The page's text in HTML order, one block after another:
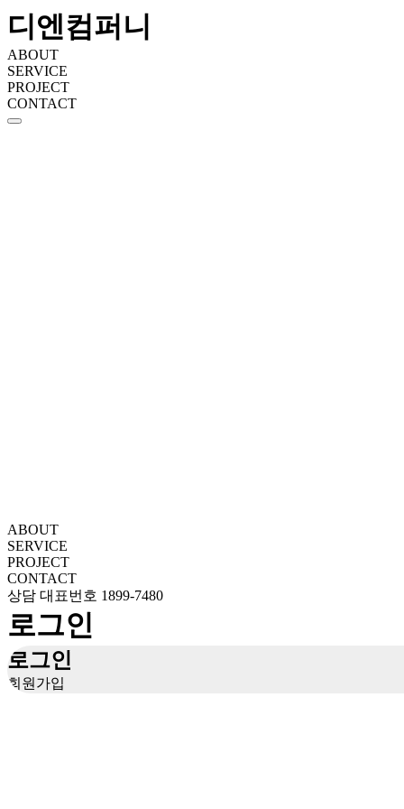
디엔컴퍼니
ABOUT
SERVICE
PROJECT
CONTACT
ABOUT
SERVICE
PROJECT
CONTACT
상담 대표번호 1899-7480
로그인
로그인
회원가입